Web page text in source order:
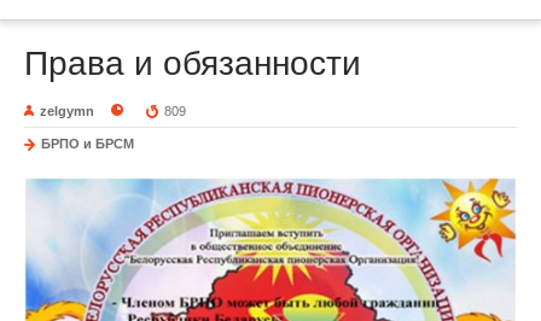
Права и обязанности
zelgymn 809
БРПО и БРСМ